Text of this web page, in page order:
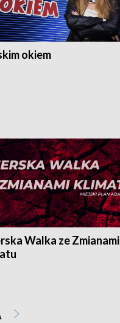
okiem
Walka ze Zmianami